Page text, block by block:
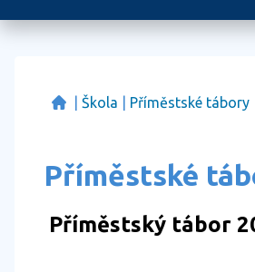
Škola Příměstské tábory
Příměstské
Příměstský